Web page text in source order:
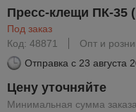
Пресс-клещи ПК-35
Под заказ
Код: 48871
Опт и
Отправка с 23 августа
Цену уточняйте
Минимальная сумма